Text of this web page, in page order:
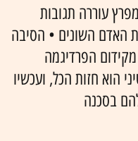
עוררה תגובות
האדם השונים • הסיבה
הפרדיגמה
הוא חזות הכל, ועכשיו
בסכנה